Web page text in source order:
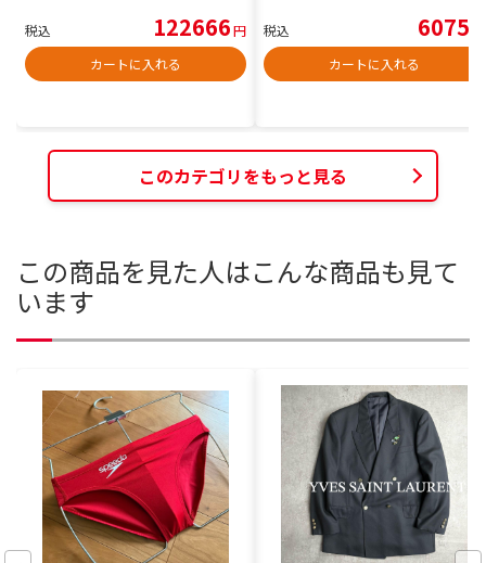
税込 122666円
カートに入れる
税込 6075
カートに入れる
このカテゴリをもっと見る
この商品を見た人はこんな商品も見て
います